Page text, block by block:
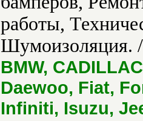
работы,
Шумоизоляция.
BMW,
Daewoo, Fiat,
Infiniti, Isuzu,